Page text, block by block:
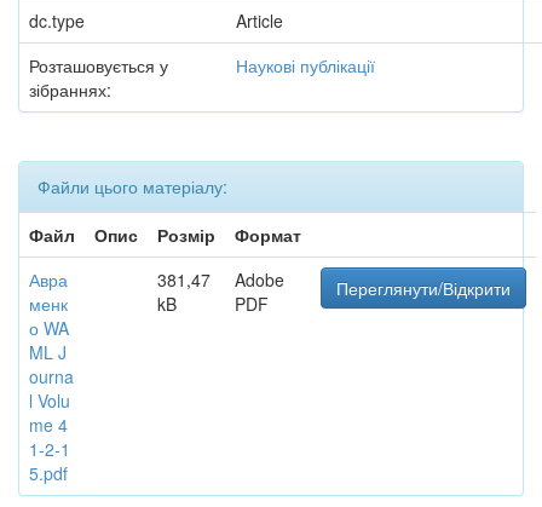
dc.type
Article
Розташовується у
зібраннях:
Наукові публікації
Файли цього матеріалу:
Файл
Опис Розмір
Формат
Авра
менк
о WA
ML J
ourna
l Volu
me 4
1-2-1
5.pdf
381,47
kB
Adobe
PDF
Переглянути/Відкрити